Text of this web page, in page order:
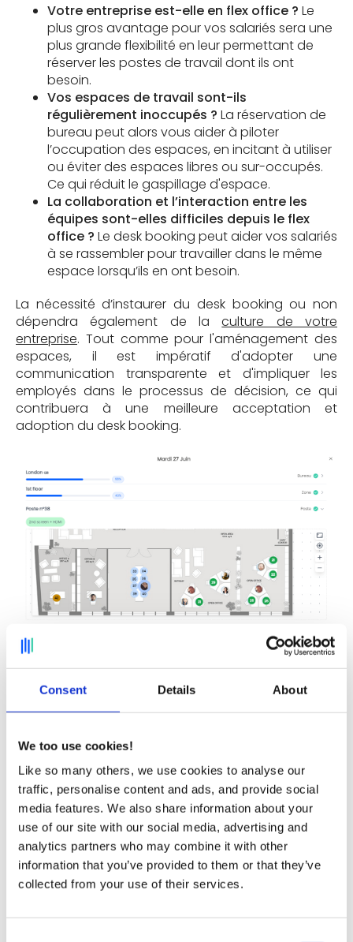
Consent Details About
We too use cookies!
Like so many others, we use cookies to analyse our
traffic, personalise content and ads, and provide social
media features. We also share information about your
use of our site with our social media, advertising and
analytics partners who may combine it with other
information that you’ve provided to them or that they’ve
collected from your use of their services.
Votre entreprise est-elle en flex office ? Le
plus gros avantage pour vos salariés sera une
plus grande flexibilité en leur permettant de
réserver les postes de travail dont ils ont
besoin.
Vos espaces de travail sont-ils
régulièrement inoccupés ? La réservation de
bureau peut alors vous aider à piloter
l’occupation des espaces, en incitant à utiliser
ou éviter des espaces libres ou sur-occupés.
Ce qui réduit le gaspillage d'espace.
La collaboration et l’interaction entre les
équipes sont-elles difficiles depuis le flex
office ? Le desk booking peut aider vos salariés
à se rassembler pour travailler dans le même
espace lorsqu’ils en ont besoin.
La nécessité d’instaurer du desk booking ou non
dépendra également de laculture de votre
entreprise. Tout comme pour l'aménagement des
espaces, il est impératif d'adopter une
communication transparente et d'impliquer les
employés dans le processus de décision, ce qui
contribuera à une meilleure acceptation et
adoption du desk booking.
Exemple de desk booking rendu possible sur la
plateforme Deskare
Comment diviser le bureau en
zones pour le flex office ?
Lors de la division d'un bureau en zones pour le flex
office, plusieurs facteurs doivent être pris en
compte, tels que les besoins des employés, les
types d'activités réalisées et l'organisation
spécifique de l'entreprise. Voici quelques exemples